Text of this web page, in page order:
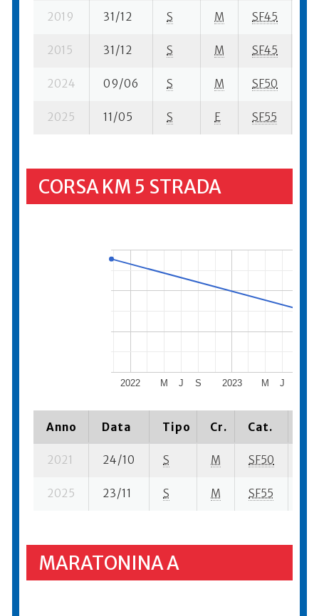
2019 31/12 S M SF45
2015 31/12 S M SF45
2024 09/06 S M SF50
2025 11/05 S E SF55
CORSA KM 5 STRADA
2022 2023
M J S M J
Anno Data Tipo Cr. Cat.
2021 24/10 S M SF50
2025 23/11 S M SF55
MARATONINA A